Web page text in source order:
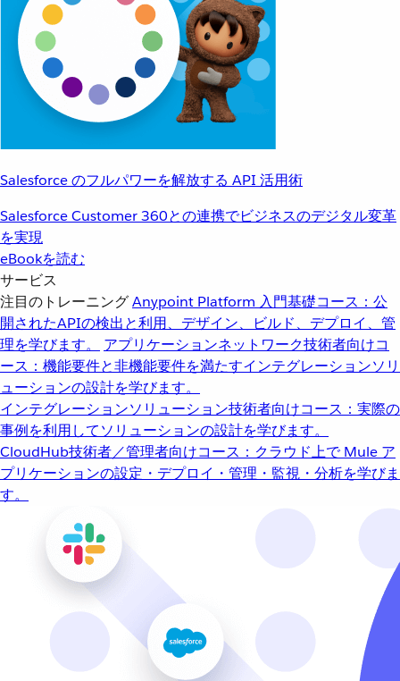
Salesforce のフルパワーを解放する API 活用術
Salesforce Customer 360との連携でビジネスのデジタル変革
を実現
eBookを読む
サービス
注目のトレーニングAnypoint Platform 入門基礎コース：公
開されたAPIの検出と利用、デザイン、ビルド、デプロイ、管
理を学びます。
アプリケーションネットワーク技術者向けコ
ース：機能要件と非機能要件を満たすインテグレーションソリ
ューションの設計を学びます。
インテグレーションソリューション技術者向けコース：実際の
事例を利用してソリューションの設計を学びます。
CloudHub技術者／管理者向けコース：クラウド上で Mule ア
プリケーションの設定・デプロイ・管理・監視・分析を学びま
す。